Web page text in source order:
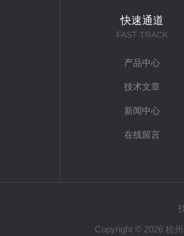
快速通道
FAST TRACK
产品中心
技术文章
新闻中心
在线留言
Copyright © 2026 杭